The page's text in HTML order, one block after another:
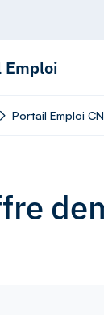
Emploi
Portail Emploi